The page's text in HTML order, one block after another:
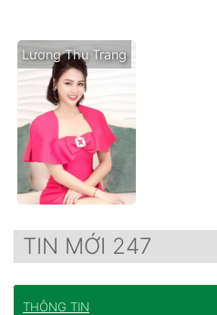
Lương Thu Trang
TIN MỚI 247
THÔNG TIN